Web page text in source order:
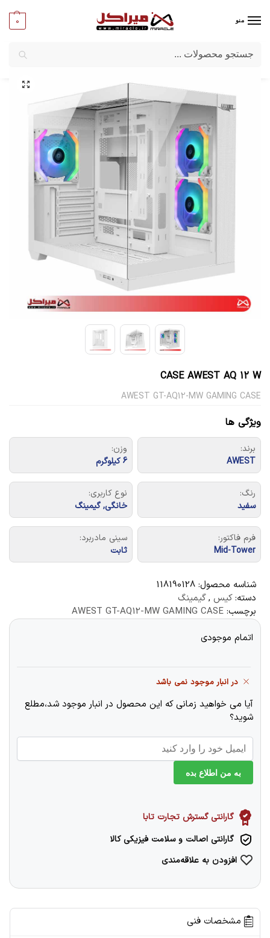
منو 0
میراکل/کامپیوتر/قطعات اصلی
CASE AWEST AQ 12 W
AWEST GT-AQ12-MW GAMING CASE
ویژگی ها
برند:
AWEST
وزن:
6 کیلوگرم
رنگ:
سفید
نوع کاربری:
خانگی, گیمینگ
فرم فاکتور:
Mid-Tower
سینی مادربرد:
ثابت
شناسه محصول: 118190128
دسته:کیس ,گیمینگ
برچسب: AWEST GT-AQ12-MW GAMING CASE
اتمام موجودی
در انبار موجود نمی باشد
آیا می خواهید زمانی که این محصول در انبار موجود شد،مطلع
شوید؟
به من اطلاع بده
گارانتی گسترش تجارت تابا
گارانتی اصالت و سلامت فیزیکی کالا
افزودن به علاقه‌مندی
مشخصات فنی